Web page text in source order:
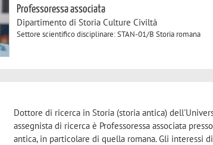
Professoressa associata
Dipartimento di Storia Culture Civiltà
Settore scientifico disciplinare: STAN-01/B Storia romana
Dottore di ricerca in Storia (storia antica)
assegnista di ricerca è Professoressa associata
antica, in particolare di quella romana. Gli interessi